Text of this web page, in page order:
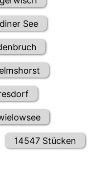
See
14547 Stücken